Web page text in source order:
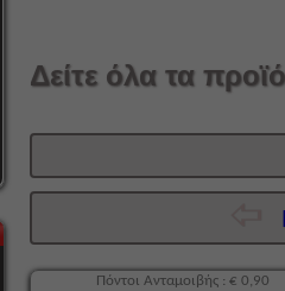
Δείτε όλα τα
Πόντοι Ανταμοιβής : € 0,90